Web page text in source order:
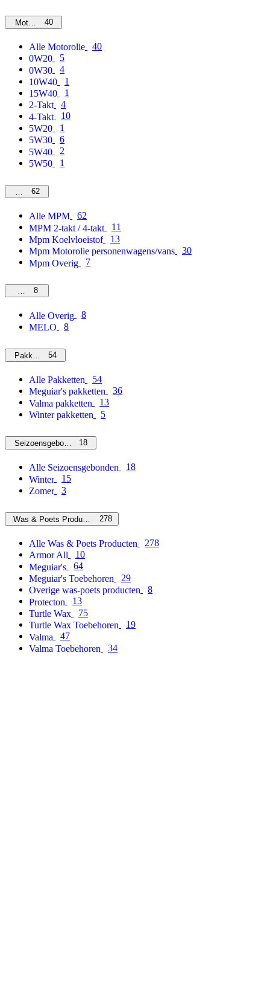
Motorolie40
Alle Motorolie
40
0W20
5
0W30
4
10W40
1
15W40
1
2-Takt
4
4-Takt
10
5W20
1
5W30
6
5W40
2
5W50
1
MPM62
Alle MPM
62
MPM 2-takt / 4-takt
11
Mpm Koelvloeistof
13
Mpm Motorolie personenwagens/vans
30
Mpm Overig
7
Overig
8
Alle Overig
8
MELO
8
Pakketten54
Alle Pakketten
54
Meguiar's pakketten
36
Valma pakketten
13
Winter pakketten
5
Seizoensgebonden18
Alle Seizoensgebonden
18
Winter
15
Zomer
3
Was & Poets Producten 278
Alle Was & Poets Producten
278
Armor All
10
Meguiar's
64
Meguiar's Toebehoren
29
Overige was-poets producten
8
Protecton
13
Turtle Wax
75
Turtle Wax Toebehoren
19
Valma
47
Valma Toebehoren
34